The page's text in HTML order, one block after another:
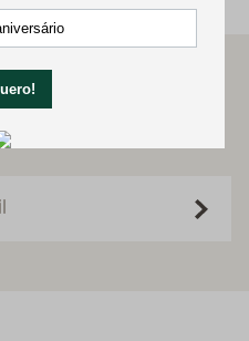
e receba 10%
pedido!